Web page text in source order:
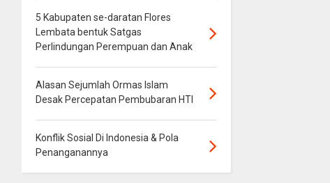
5 Kabupaten se-daratan Flores
Lembata bentuk Satgas
Perlindungan Perempuan dan Anak
Alasan Sejumlah Ormas Islam
Desak Percepatan Pembubaran HTI
Konflik Sosial Di Indonesia & Pola
Penanganannya